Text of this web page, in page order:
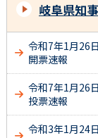
岐阜県知
令和7年1月26
開票速報
令和7年1月26
投票速報
令和3年1月24